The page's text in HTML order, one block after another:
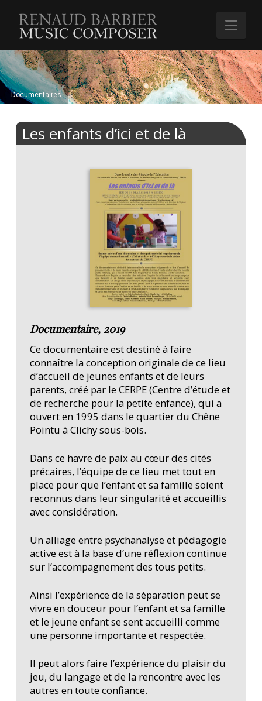
Renaud
Barbier
Documentaires
Les enfants d’ici et de là
Documentaire, 2019
Ce documentaire est destiné à faire
connaître la conception originale de ce lieu
d’accueil de jeunes enfants et de leurs
parents, créé par le CERPE (Centre d’étude et
de recherche pour la petite enfance), qui a
ouvert en 1995 dans le quartier du Chêne
Pointu à Clichy sous-bois.
Dans ce havre de paix au cœur des cités
précaires, l’équipe de ce lieu met tout en
place pour que l’enfant et sa famille soient
reconnus dans leur singularité et accueillis
avec considération.
Un alliage entre psychanalyse et pédagogie
active est à la base d’une réflexion continue
sur l’accompagnement des tous petits.
Ainsi l’expérience de la séparation peut se
vivre en douceur pour l’enfant et sa famille
et le jeune enfant se sent accueilli comme
une personne importante et respectée.
Il peut alors faire l’expérience du plaisir du
jeu, du langage et de la rencontre avec les
autres en toute confiance.